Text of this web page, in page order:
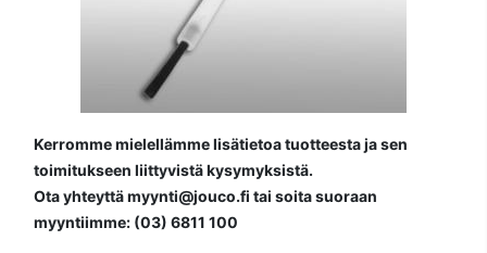
Kerromme mielellämme lisätietoa tuotteesta ja sen
toimitukseen liittyvistä kysymyksistä.
Ota yhteyttä myynti@jouco.fi tai soita suoraan
myyntiimme: (03) 6811 100